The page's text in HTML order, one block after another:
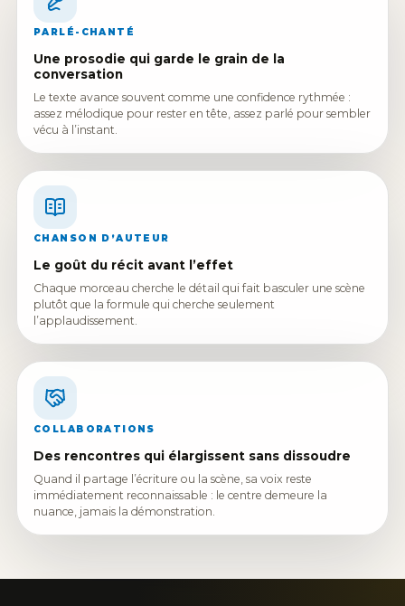
PARLÉ-CHANTÉ
Une prosodie qui garde le grain de la
conversation
Le texte avance souvent comme une confidence rythmée :
assez mélodique pour rester en tête, assez parlé pour sembler
vécu à l’instant.
CHANSON D’AUTEUR
Le goût du récit avant l’effet
Chaque morceau cherche le détail qui fait basculer une scène
plutôt que la formule qui cherche seulement
l’applaudissement.
COLLABORATIONS
Des rencontres qui élargissent sans dissoudre
Quand il partage l’écriture ou la scène, sa voix reste
immédiatement reconnaissable : le centre demeure la
nuance, jamais la démonstration.